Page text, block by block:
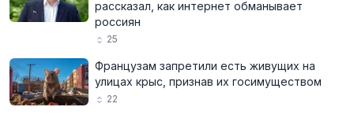
рассказал, как интернет обманывает
россиян
25
Французам запретили есть живущих на
улицах крыс, признав их госимуществом
22